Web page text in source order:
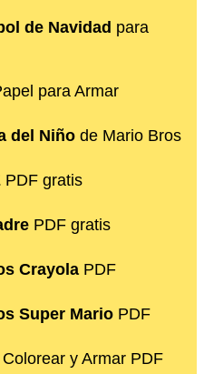
de Navidad para
para Armar
del Niño de Mario Bros
PDF gratis
PDF gratis
Crayola PDF
Super Mario PDF
y Armar PDF